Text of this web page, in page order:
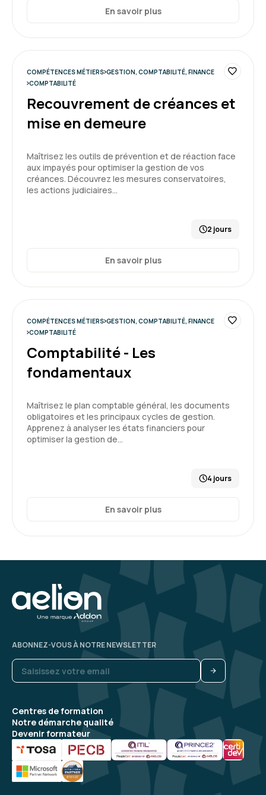
En savoir plus
COMPÉTENCES MÉTIERS GESTION, COMPTABILITÉ, FINANCE
COMPTABILITÉ
Recouvrement de créances et
mise en demeure
Maîtrisez les outils de prévention et de réaction face
aux impayés pour optimiser la gestion de vos
créances. Découvrez les mesures conservatoires,
les actions judiciaires…
2 jours
En savoir plus
COMPÉTENCES MÉTIERS GESTION, COMPTABILITÉ, FINANCE
COMPTABILITÉ
Comptabilité - Les
fondamentaux
Maîtrisez le plan comptable général, les documents
obligatoires et les principaux cycles de gestion.
Apprenez à analyser les états financiers pour
optimiser la gestion de…
4 jours
En savoir plus
Centres de formation
Notre démarche qualité
Devenir formateur
ABONNEZ-VOUS À NOTRE NEWSLETTER